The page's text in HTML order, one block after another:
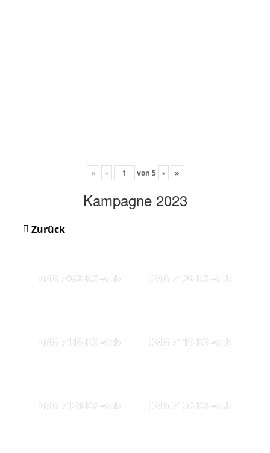
« ‹ von 5 › »
Kampagne 2023
Zurück
IMG 7098-KS-web IMG 7109-KS-web
IMG 7116-KS-web IMG 7119-KS-web
IMG 7123-KS-web IMG 7130-KS-web